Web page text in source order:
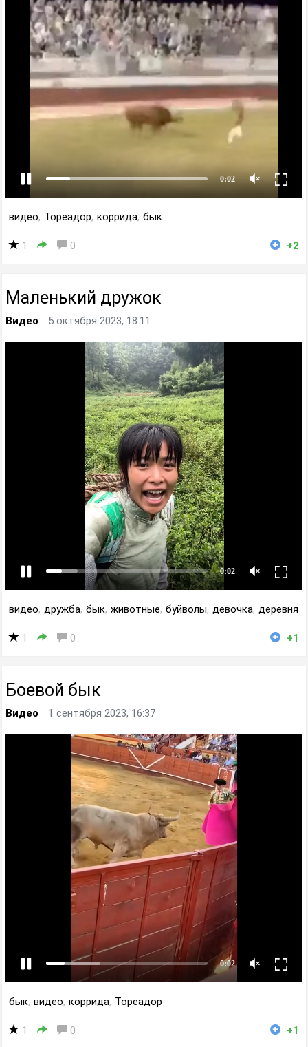
видео, Тореадор, коррида, бык
1 0 +2
Маленький дружок
Видео 5 октября 2023, 18:11
видео, дружба, бык, животные, буйволы, девочка, деревня
1 0 +1
Боевой бык
Видео 1 сентября 2023, 16:37
бык, видео, коррида, Тореадор
1 0 +1